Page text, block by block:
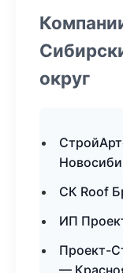
округ
СК Roof
ИП
Проект-
—